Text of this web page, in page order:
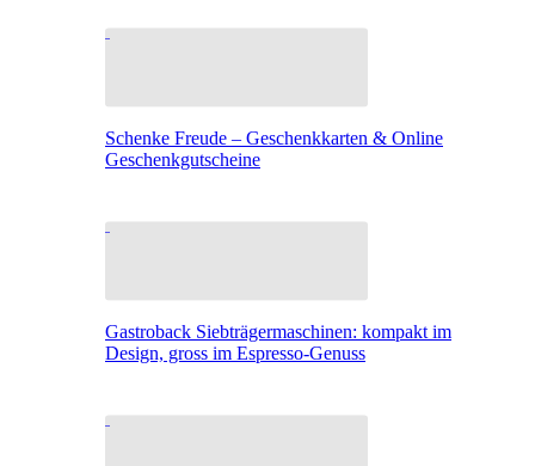
Schenke Freude – Geschenkkarten & Online
Geschenkgutscheine
Gastroback Siebträgermaschinen: kompakt im
Design, gross im Espresso-Genuss